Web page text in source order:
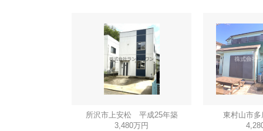
所沢市上安松 平成25年築
3,480万円
東村山市